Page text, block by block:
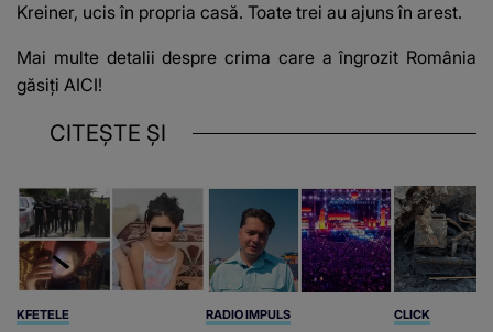
Kreiner, ucis în propria casă. Toate trei au ajuns în arest.
Mai multe detalii despre crima care a îngrozit România
găsiți AICI!
CITEȘTE ȘI
KFETELE RADIO IMPULS CLICK